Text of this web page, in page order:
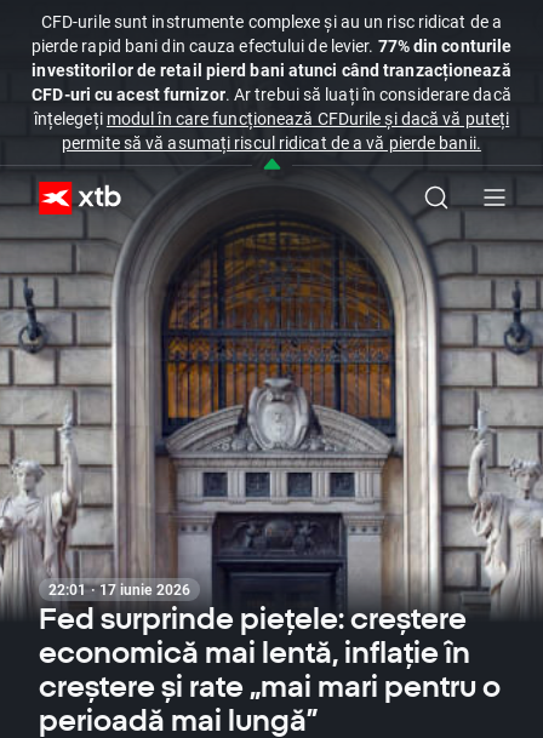
CFD-urile sunt instrumente complexe și au un risc ridicat de a
pierde rapid bani din cauza efectului de levier. 77% din conturile
investitorilor de retail pierd bani atunci când tranzacționează
CFD-uri cu acest furnizor. Ar trebui să luați în considerare dacă
înțelegeți modul în care funcționează CFDurile și dacă vă puteți
permite să vă asumați riscul ridicat de a vă pierde banii.
22:01 · 17 iunie 2026
Fed surprinde piețele: creștere
economică mai lentă, inflație în
creștere și rate „mai mari pentru o
perioadă mai lungă”